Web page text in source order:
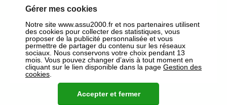
Nos offres pour les particuliers
Assurance Auto
Des tarifs adaptés à tous les profils
de conducteurs. Jeunes permis,
Gérer mes cookies
Notre site www.assu2000.fr et nos partenaires utilisent
des cookies pour collecter des statistiques, vous
proposer de la publicité personnalisée et vous
permettre de partager du contenu sur les réseaux
sociaux. Nous conservons votre choix pendant 13
mois. Vous pouvez changer d’avis à tout moment en
cliquant sur le lien disponible dans la page Gestion des
cookies
Accepter et fermer